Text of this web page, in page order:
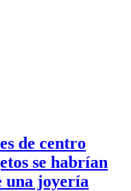
de centro
se habrían
una joyería